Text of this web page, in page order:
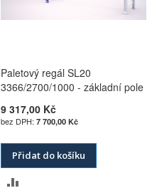
Paletový regál SL20
3366/2700/1000 - základní pole
9 317,00 Kč
7 700,00 Kč
Přidat do košíku